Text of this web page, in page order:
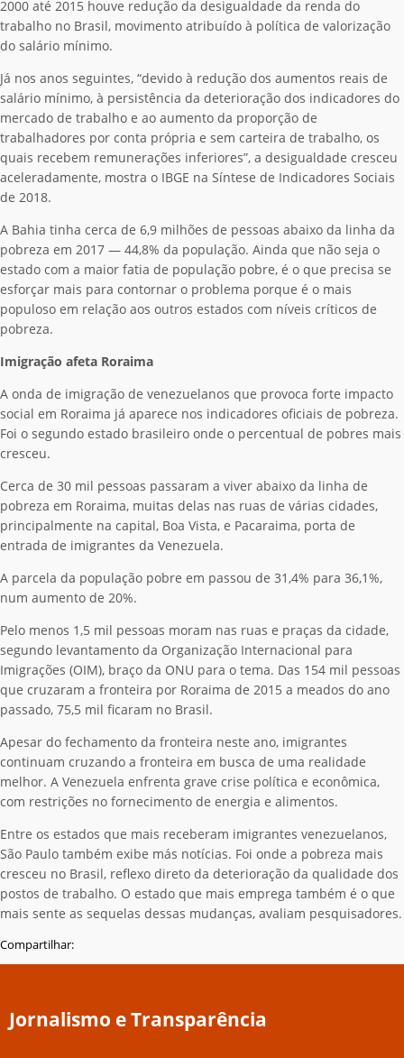
2000 até 2015 houve redução da desigualdade da renda do
trabalho no Brasil, movimento atribuído à política de valorização
do salário mínimo.
Já nos anos seguintes, “devido à redução dos aumentos reais de
salário mínimo, à persistência da deterioração dos indicadores do
mercado de trabalho e ao aumento da proporção de
trabalhadores por conta própria e sem carteira de trabalho, os
quais recebem remunerações inferiores”, a desigualdade cresceu
aceleradamente, mostra o IBGE na Síntese de Indicadores Sociais
de 2018.
A Bahia tinha cerca de 6,9 milhões de pessoas abaixo da linha da
pobreza em 2017 — 44,8% da população. Ainda que não seja o
estado com a maior fatia de população pobre, é o que precisa se
esforçar mais para contornar o problema porque é o mais
populoso em relação aos outros estados com níveis críticos de
pobreza.
Imigração afeta Roraima
A onda de imigração de venezuelanos que provoca forte impacto
social em Roraima já aparece nos indicadores oficiais de pobreza.
Foi o segundo estado brasileiro onde o percentual de pobres mais
cresceu.
Cerca de 30 mil pessoas passaram a viver abaixo da linha de
pobreza em Roraima, muitas delas nas ruas de várias cidades,
principalmente na capital, Boa Vista, e Pacaraima, porta de
entrada de imigrantes da Venezuela.
A parcela da população pobre em passou de 31,4% para 36,1%,
num aumento de 20%.
Pelo menos 1,5 mil pessoas moram nas ruas e praças da cidade,
segundo levantamento da Organização Internacional para
Imigrações (OIM), braço da ONU para o tema. Das 154 mil pessoas
que cruzaram a fronteira por Roraima de 2015 a meados do ano
passado, 75,5 mil ficaram no Brasil.
Apesar do fechamento da fronteira neste ano, imigrantes
continuam cruzando a fronteira em busca de uma realidade
melhor. A Venezuela enfrenta grave crise política e econômica,
com restrições no fornecimento de energia e alimentos.
Entre os estados que mais receberam imigrantes venezuelanos,
São Paulo também exibe más notícias. Foi onde a pobreza mais
cresceu no Brasil, reflexo direto da deterioração da qualidade dos
postos de trabalho. O estado que mais emprega também é o que
mais sente as sequelas dessas mudanças, avaliam pesquisadores.
Compartilhar:
Jornalismo e Transparência